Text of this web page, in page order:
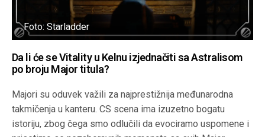
Foto: Starladder
Da li će se Vitality u Kelnu izjednačiti sa Astralisom
po broju Major titula?
Majori su oduvek važili za najprestižnija međunarodna
takmičenja u kanteru. CS scena ima izuzetno bogatu
istoriju, zbog čega smo odlučili da evociramo uspomene i